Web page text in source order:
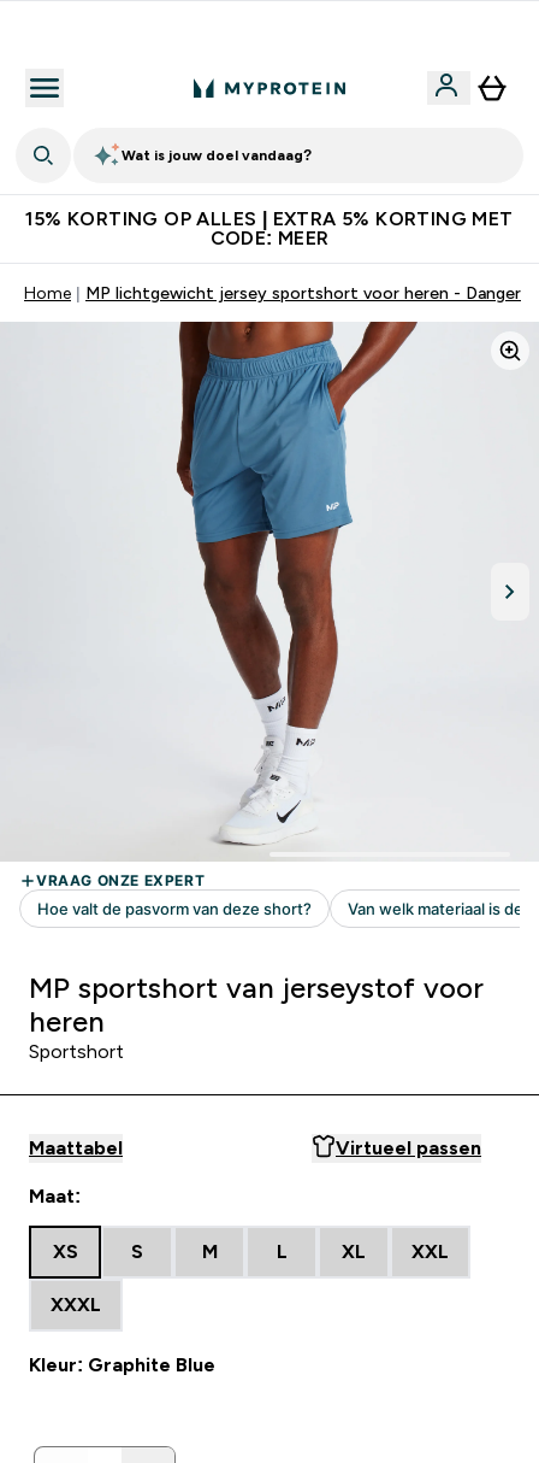
Wat is jouw doel vandaag?
15% KORTING OP ALLES | EXTRA 5% KORTING MET
CODE: MEER
Home MP lichtgewicht jersey sportshort voor heren - Danger
MP sportshort van jerseystof voor
heren
Sportshort
Maattabel Virtueel passen
Maat:
XS S M L XL XXL
XXXL
Kleur: Graphite Blue